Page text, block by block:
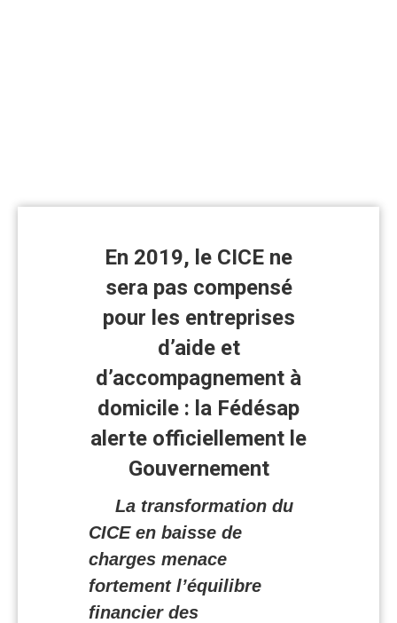
le
En 2019, le CICE ne
sera pas compensé
pour les entreprises
d’aide et
d’accompagnement à
domicile : la Fédésap
alerte officiellement le
Gouvernement
La transformation du
CICE en baisse de
charges menace
fortement l’équilibre
financier des